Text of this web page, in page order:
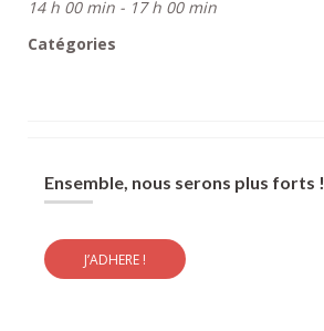
14 h 00 min - 17 h 00 min
Catégories
Ensemble, nous serons plus forts !
J’ADHERE !